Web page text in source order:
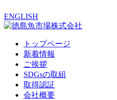
ENGLISH
トップページ
新着情報
ご挨拶
SDGsの取組
取得認証
会社概要